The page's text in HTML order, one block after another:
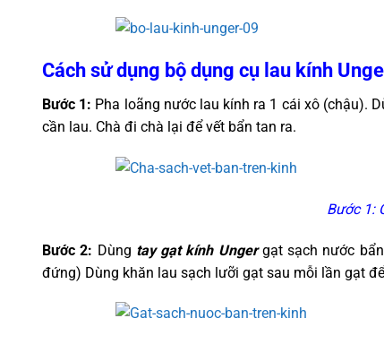
Cách sử dụng bộ dụng cụ lau kính
Bước 1: Pha loãng nước lau kính ra 1 cái xô (chậu).
cần lau. Chà đi chà lại để vết bẩn tan ra.
Bước 1:
Bước 2: Dùng tay gạt kính Ungergạt sạch nước
đứng) Dùng khăn lau sạch lưỡi gạt sau mỗi lần gạt